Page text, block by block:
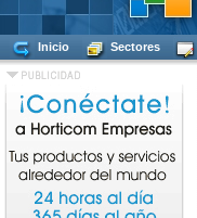
Inicio Sectores